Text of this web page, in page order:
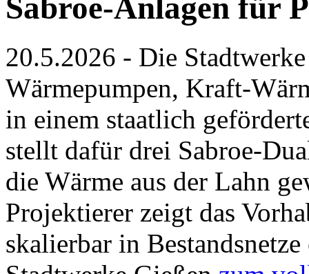
Sabroe-Anlagen für
20.5.2026 - Die
Wärmepumpen, Kraft-
in einem staatlich
stellt dafür drei Sabroe-
die Wärme aus der Lahn
Projektierer zeigt das
skalierbar in